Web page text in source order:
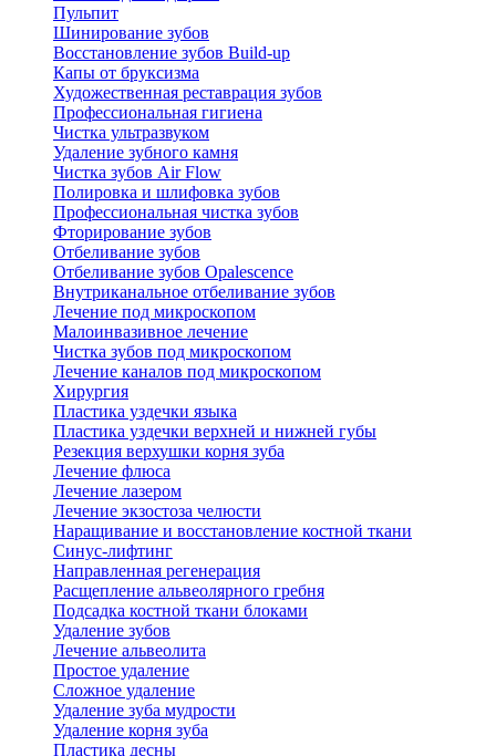
Пульпит
Шинирование зубов
Восстановление зубов Build-up
Капы от бруксизма
Художественная реставрация зубов
Профессиональная гигиена
Чистка ультразвуком
Удаление зубного камня
Чистка зубов Air Flow
Полировка и шлифовка зубов
Профессиональная чистка зубов
Фторирование зубов
Отбеливание зубов
Отбеливание зубов Opalescence
Внутриканальное отбеливание зубов
Лечение под микроскопом
Малоинвазивное лечение
Чистка зубов под микроскопом
Лечение каналов под микроскопом
Хирургия
Пластика уздечки языка
Пластика уздечки верхней и нижней губы
Резекция верхушки корня зуба
Лечение флюса
Лечение лазером
Лечение экзостоза челюсти
Наращивание и восстановление костной ткани
Синус-лифтинг
Направленная регенерация
Расщепление альвеолярного гребня
Подсадка костной ткани блоками
Удаление зубов
Лечение альвеолита
Простое удаление
Сложное удаление
Удаление зуба мудрости
Удаление корня зуба
Пластика десны